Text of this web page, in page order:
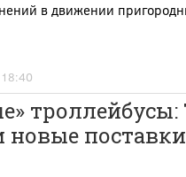
в движении
троллейбусы:
новые